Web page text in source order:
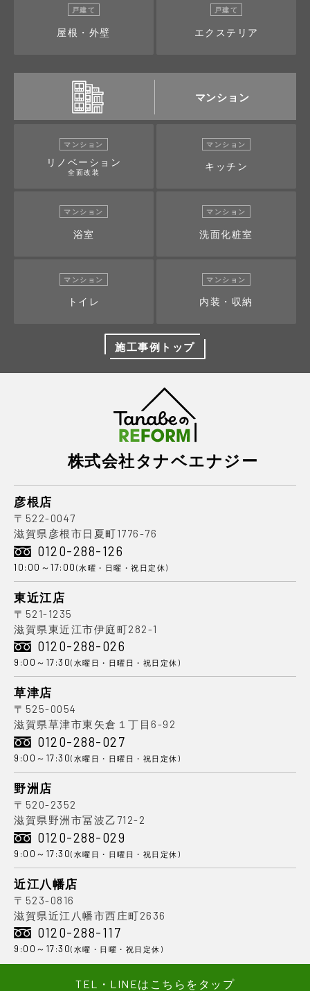
戸建て
屋根・外壁
戸建て
エクステリア
マンション
マンション
リノベーション
全面改装
マンション
キッチン
マンション
浴室
マンション
洗面化粧室
マンション
トイレ
マンション
内装・収納
施工事例トップ
株式会社タナベエナジー
彦根店
〒522-0047
滋賀県彦根市日夏町1776-76
0120-288-126
10:00～17:00 (水曜・日曜・祝日定休)
東近江店
〒521-1235
滋賀県東近江市伊庭町282-1
0120-288-026
9:00～17:30(水曜日・日曜日・祝日定休)
草津店
〒525-0054
滋賀県草津市東矢倉１丁目6-92
0120-288-027
9:00～17:30(水曜日・日曜日・祝日定休)
野洲店
〒520-2352
滋賀県野洲市冨波乙712-2
0120-288-029
9:00～17:30(水曜日・日曜日・祝日定休)
近江八幡店
〒523-0816
滋賀県近江八幡市西庄町2636
0120-288-117
9:00～17:30(水曜・日曜・祝日定休)
Copyright(c) 2020 - 2026 Tanabe Energy, All Rights Reserved.
TEL・LINEはこちらをタップ